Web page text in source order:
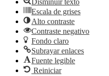
Escala de grises
Alto contraste
Contraste negativo
Fondo claro
Subrayar enlaces
Fuente legible
Reiniciar